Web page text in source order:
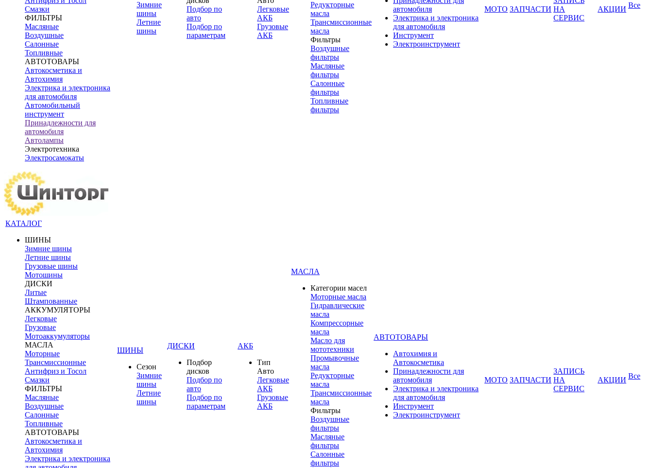
Смазки
ФИЛЬТРЫ
Масляные
Воздушные
Салонные
Топливные
АВТОТОВАРЫ
Автокосметика и
Автохимия
Электрика и электроника
для автомобиля
Автомобильный
инструмент
Принадлежности для
автомобиля
Автолампы
Электротехника
Электросамокаты
Зимние
шины
Летние
шины
Подбор по
авто
Подбор по
параметрам
Легковые
АКБ
Грузовые
АКБ
Редукторные
масла
Трансмиссионные
масла
Фильтры
Воздушные
фильтры
Масляные
фильтры
Салонные
фильтры
Топливные
фильтры
автомобиля
Электрика и электроника
для автомобиля
Инструмент
Электроинструмент
МОТО ЗАПЧАСТИ НА
СЕРВИС
АКЦИИ Все
КАТАЛОГ
ШИНЫ
Зимние шины
Летние шины
Грузовые шины
Мотошины
ДИСКИ
Литые
Штампованные
АККУМУЛЯТОРЫ
Легковые
Грузовые
Мотоаккумуляторы
МАСЛА
Моторные
Трансмиссионные
Антифриз и Тосол
Смазки
ФИЛЬТРЫ
Масляные
Воздушные
Салонные
Топливные
АВТОТОВАРЫ
Автокосметика и
Автохимия
Электрика и электроника
ШИНЫ
Сезон
Зимние
шины
Летние
шины
ДИСКИ
Подбор
дисков
Подбор по
авто
Подбор по
параметрам
АКБ
Тип
Авто
Легковые
АКБ
Грузовые
АКБ
МАСЛА
Категории масел
Моторные масла
Гидравлические
масла
Компрессорные
масла
Масло для
мототехники
Промывочные
масла
Редукторные
масла
Трансмиссионные
масла
Фильтры
Воздушные
фильтры
Масляные
фильтры
Салонные
фильтры
АВТОТОВАРЫ
Автохимия и
Автокосметика
Принадлежности для
автомобиля
Электрика и электроника
для автомобиля
Инструмент
Электроинструмент
МОТО ЗАПЧАСТИ
ЗАПИСЬ
НА
СЕРВИС
АКЦИИ Все